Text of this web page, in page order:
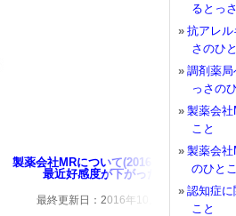
製薬会社MRについて(2016年3月実施)
最近好感度が下がったMR
最終更新日：2016年10月02日
るとっ
抗アレル
さのひ
調剤薬局
っさの
製薬会社
こと
製薬会社
のひと
認知症に
こと